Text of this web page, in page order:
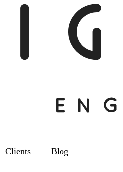
Clients Blog